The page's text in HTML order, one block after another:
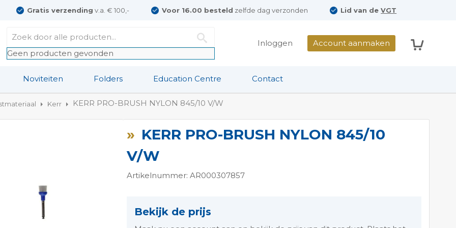
Gratis verzending v.a. € 100,- Voor 16.00 besteld zelfde dag verzonden Lid van deVGT
Geen producten gevonden
Inloggen Account aanmaken
Noviteiten Folders Education Centre Contact
Kerr KERR PRO-BRUSH NYLON 845/10 V/W
KERR PRO-BRUSH NYLON 845/10
V/W
Artikelnummer: AR000307857
Bekijk de prijs